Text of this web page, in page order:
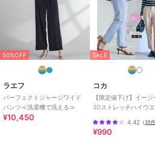
ポリエステル素材
ルーズストレ
ド・バギー/スト
ミッドライズ
ハ
イフスタイル/パ
式・二次会/セレ
式・卒業式
スラックス
ポリエステル素材
/
る/ルーズストレ
50%OFF
ラエフ
パーフェクトジャージワイド
パンツ≪洗濯機で洗える≫
¥10,450
SALE
コカ
【限定値下げ】イージ
3Dストレッチハイウエ
4.42 （35件
¥990